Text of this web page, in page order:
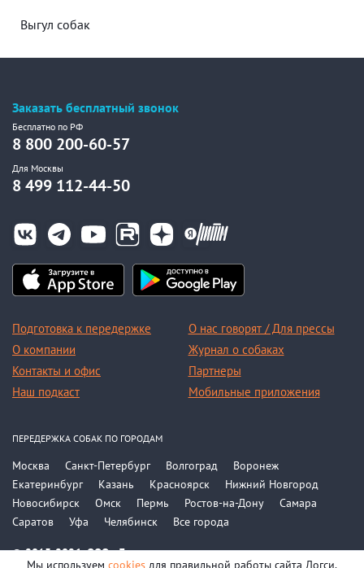
Выгул собак
Заказать бесплатный звонок
Бесплатно по РФ
8 800 200-60-57
Для Москвы
8 499 112-44-50
Подготовка к передержке
О компании
Контакты и офис
Наш подкаст
О нас говорят / Для прессы
Журнал о собаках
Партнеры
Мобильные приложения
© 2015-2026, ООО «Догси»
ПЕРЕДЕРЖКА СОБАК ПО ГОРОДАМ
Москва Санкт-Петербург Волгоград
Воронеж
Екатеринбург
Казань Красноярск
Нижний Новгород
Новосибирск
Омск Пермь Ростов-на-Дону
Самара
Саратов
Уфа Челябинск Все города
Мы используем cookies для правильной работы сайта Догси.